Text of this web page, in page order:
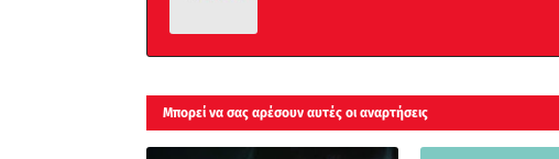
Μπορεί να σας αρέσουν αυτές οι αναρτήσεις